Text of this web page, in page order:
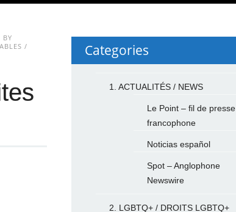
BY
/
Categories
1. ACTUALITÉS / NEWS
Le Point – fil de presse
francophone
Noticias español
Spot – Anglophone
Newswire
2. LGBTQ+ / DROITS LGBTQ+